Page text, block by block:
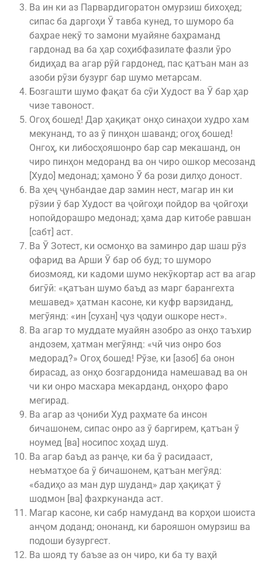
Ва ин ки аз Парвардигоратон омурзиш бихоҳед;
сипас ба даргоҳи Ӯ тавба кунед, то шуморо ба
баҳрае некӯ то замони муайяне баҳраманд
гардонад ва ба ҳар соҳибфазилате фазли ӯро
бидиҳад ва агар рӯй гардонед, пас қатъан ман аз
азоби рӯзи бузург бар шумо метарсам.
Бозгашти шумо фақат ба сӯи Худост ва Ӯ бар ҳар
чизе тавоност.
Огоҳ бошед! Дар ҳақиқат онҳо синаҳои худро хам
мекунанд, то аз ӯ пинҳон шаванд; огоҳ бошед!
Онгоҳ, ки либосҳояшонро бар сар мекашанд, он
чиро пинҳон медоранд ва он чиро ошкор месозанд
[Худо] медонад; ҳамоно Ӯ ба рози дилҳо доност.
Ва ҳеҷ ҷунбандае дар замин нест, магар ин ки
рӯзии ӯ бар Худост ва ҷойгоҳи пойдор ва ҷойгоҳи
нопойдорашро медонад; ҳама дар китобе равшан
[сабт] аст.
Ва Ӯ Зотест, ки осмонҳо ва заминро дар шаш рӯз
офарид ва Арши Ӯ бар об буд; то шуморо
биозмояд, ки кадоми шумо некӯкортар аст ва агар
бигӯӣ: «қатъан шумо баъд аз марг барангехта
мешавед» ҳатман касоне, ки куфр варзиданд,
мегӯянд: «ин [сухан] ҷуз ҷодуи ошкоре нест».
Ва агар то муддате муайян азобро аз онҳо таъхир
андозем, ҳатман мегӯянд: «чӣ чиз онро боз
медорад?» Огоҳ бошед! Рӯзе, ки [азоб] ба онон
бирасад, аз онҳо бозгардонида намешавад ва он
чи ки онро масхара мекарданд, онҳоро фаро
мегирад.
Ва агар аз ҷониби Худ раҳмате ба инсон
бичашонем, сипас онро аз ӯ баргирем, қатъан ӯ
ноумед [ва] носипос хоҳад шуд.
Ва агар баъд аз ранҷе, ки ба ӯ расидааст,
неъматҳое ба ӯ бичашонем, қатъан мегӯяд:
«бадиҳо аз ман дур шуданд» дар ҳақиқат ӯ
шодмон [ва] фахркунанда аст.
Магар касоне, ки сабр намуданд ва корҳои шоиста
анҷом доданд; ононанд, ки барояшон омурзиш ва
подоши бузургест.
Ва шояд ту баъзе аз он чиро, ки ба ту ваҳй